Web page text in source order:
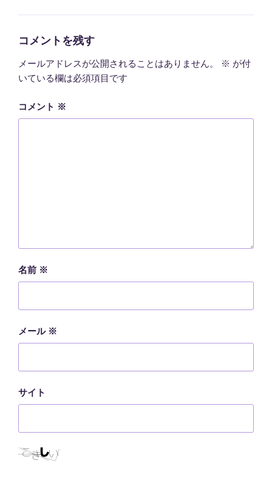
コメントを残す
メールアドレスが公開されることはありません。 ※ が付
いている欄は必須項目です
コメント ※
名前 ※
メール ※
サイト